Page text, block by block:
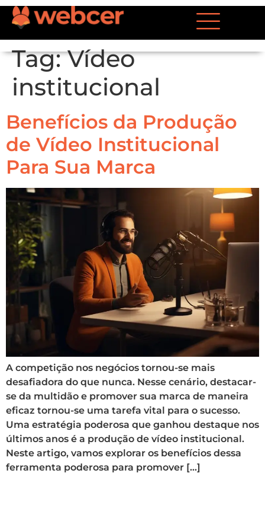
Tag:Vídeo
institucional
Benefícios da Produção
de Vídeo Institucional
Para Sua Marca
A competição nos negócios tornou-se mais
desafiadora do que nunca. Nesse cenário, destacar-
se da multidão e promover sua marca de maneira
eficaz tornou-se uma tarefa vital para o sucesso.
Uma estratégia poderosa que ganhou destaque nos
últimos anos é a produção de vídeo institucional.
Neste artigo, vamos explorar os benefícios dessa
ferramenta poderosa para promover […]